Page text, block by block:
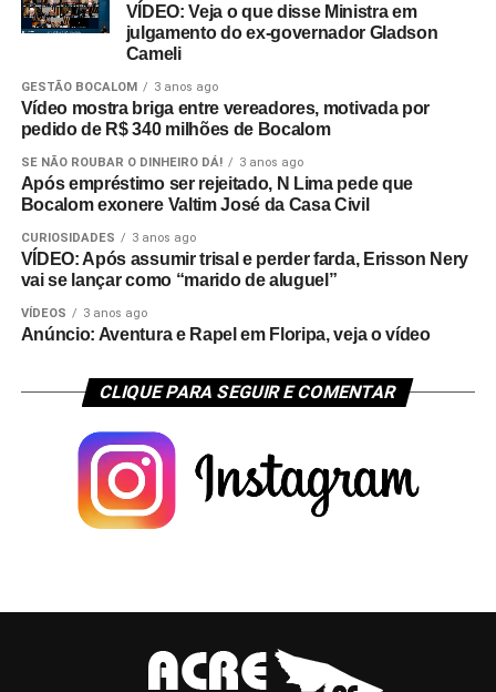
VÍDEO: Veja o que disse Ministra em
julgamento do ex-governador Gladson
Cameli
GESTÃO BOCALOM 3 anos ago
Vídeo mostra briga entre vereadores, motivada por
pedido de R$ 340 milhões de Bocalom
SE NÃO ROUBAR O DINHEIRO DÁ! 3 anos ago
Após empréstimo ser rejeitado, N Lima pede que
Bocalom exonere Valtim José da Casa Civil
CURIOSIDADES 3 anos ago
VÍDEO: Após assumir trisal e perder farda, Erisson Nery
vai se lançar como “marido de aluguel”
VÍDEOS 3 anos ago
Anúncio: Aventura e Rapel em Floripa, veja o vídeo
CLIQUE PARA SEGUIR E COMENTAR